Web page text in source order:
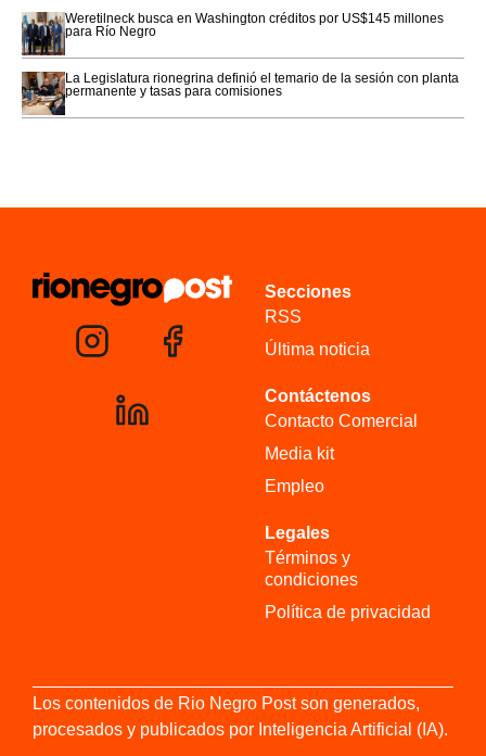
Weretilneck busca en Washington créditos por US$145 millones
para Río Negro
La Legislatura rionegrina definió el temario de la sesión con planta
permanente y tasas para comisiones
Secciones
RSS
Última noticia
Contáctenos
Contacto Comercial
Media kit
Empleo
Legales
Términos y
condiciones
Política de privacidad
Los contenidos de Rio Negro Post son generados,
procesados y publicados por Inteligencia Artificial (IA).